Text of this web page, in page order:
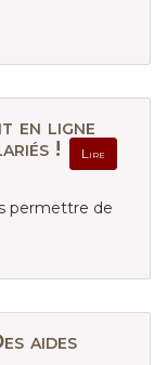
en ligne
!
Lire
permettre de
aides